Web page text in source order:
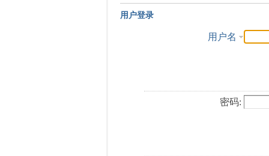
用户登录
用户名
密码: